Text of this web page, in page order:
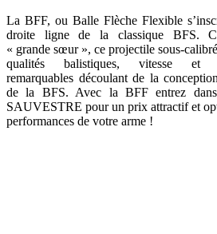
La BFF, ou Balle Flèche Flexible
droite ligne de la classique BFS.
« grande sœur », ce projectile sous-
qualités balistiques, vitesse et
remarquables découlant de la
de la BFS. Avec la BFF entrez dans
SAUVESTRE pour un prix attractif et
performances de votre arme !